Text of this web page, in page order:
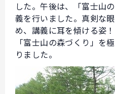
した。午後は、「富士山
義を行いました。真剣な
め、講義に耳を傾ける姿
「富士山の森づくり」を
りました。